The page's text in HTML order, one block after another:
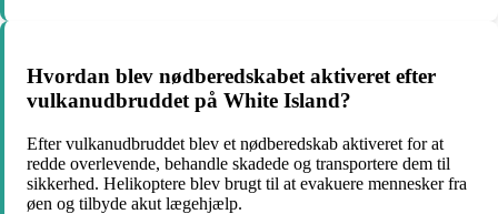
Hvordan blev nødberedskabet aktiveret efter
vulkanudbruddet på White Island?
Efter vulkanudbruddet blev et nødberedskab aktiveret for at
redde overlevende, behandle skadede og transportere dem til
sikkerhed. Helikoptere blev brugt til at evakuere mennesker fra
øen og tilbyde akut lægehjælp.